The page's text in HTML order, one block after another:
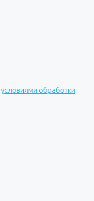
условиями обработки